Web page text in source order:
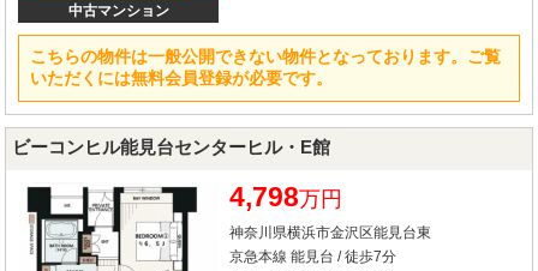
中古マンション
こちらの物件は一般公開できない物件となっております。ご覧
いただくには無料会員登録が必要です。
ビーコンヒル能見台センターヒル・E館
4,798万円
神奈川県横浜市金沢区能見台東
京急本線 能見台 / 徒歩7分